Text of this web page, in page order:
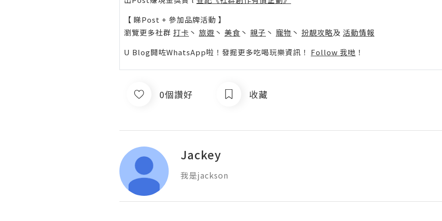
【 睇Post + 參加品牌活動 】
瀏覽更多社群 打卡 丶 旅遊 丶 美食 丶 親子 丶 寵物 丶 扮靚攻略及 活動情報
U Blog開咗WhatsApp啦！發掘更多吃喝玩樂資訊！ Follow 我哋 ！
0個讚好 收藏
Jackey
我是jackson